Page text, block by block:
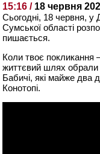
15:16 / 18 червня
Сьогодні, 18 червня, у
Сумської області
пишається.
Коли твоє покликання
життєвий шлях
Бабичі, які майже два
Конотопі.